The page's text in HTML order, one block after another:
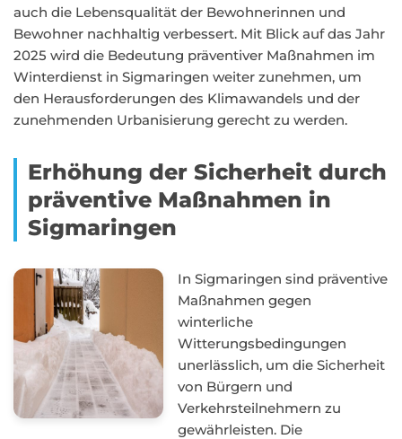
auch die Lebensqualität der Bewohnerinnen und
Bewohner nachhaltig verbessert. Mit Blick auf das Jahr
2025 wird die Bedeutung präventiver Maßnahmen im
Winterdienst in Sigmaringen weiter zunehmen, um
den Herausforderungen des Klimawandels und der
zunehmenden Urbanisierung gerecht zu werden.
Erhöhung der Sicherheit durch
präventive Maßnahmen in
Sigmaringen
In Sigmaringen sind präventive
Maßnahmen gegen
winterliche
Witterungsbedingungen
unerlässlich, um die Sicherheit
von Bürgern und
Verkehrsteilnehmern zu
gewährleisten. Die